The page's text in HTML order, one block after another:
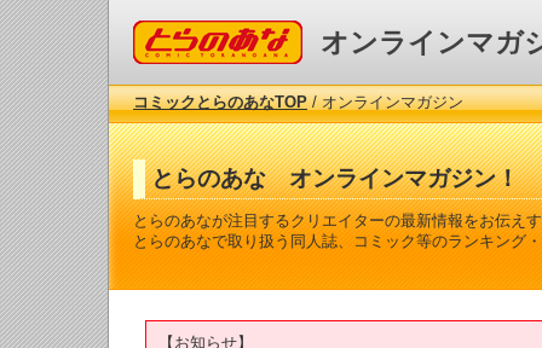
コミックとらのあな オンラインマガ
コミックとらのあなTOP/ オンラインマガジン
とらのあな オンラインマガジン！
とらのあなが注目するクリエイターの最新情報をお伝え
とらのあなで取り扱う同人誌、コミック等のランキング
【お知らせ】